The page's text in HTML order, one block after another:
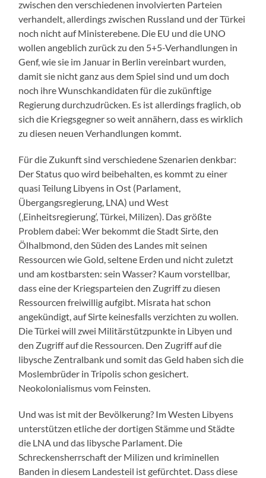
zwischen den verschiedenen involvierten Parteien
verhandelt, allerdings zwischen Russland und der Türkei
noch nicht auf Ministerebene. Die EU und die UNO
wollen angeblich zurück zu den 5+5-Verhandlungen in
Genf, wie sie im Januar in Berlin vereinbart wurden,
damit sie nicht ganz aus dem Spiel sind und um doch
noch ihre Wunschkandidaten für die zukünftige
Regierung durchzudrücken. Es ist allerdings fraglich, ob
sich die Kriegsgegner so weit annähern, dass es wirklich
zu diesen neuen Verhandlungen kommt.
Für die Zukunft sind verschiedene Szenarien denkbar:
Der Status quo wird beibehalten, es kommt zu einer
quasi Teilung Libyens in Ost (Parlament,
Übergangsregierung, LNA) und West
(‚Einheitsregierung‘, Türkei, Milizen). Das größte
Problem dabei: Wer bekommt die Stadt Sirte, den
Ölhalbmond, den Süden des Landes mit seinen
Ressourcen wie Gold, seltene Erden und nicht zuletzt
und am kostbarsten: sein Wasser? Kaum vorstellbar,
dass eine der Kriegsparteien den Zugriff zu diesen
Ressourcen freiwillig aufgibt. Misrata hat schon
angekündigt, auf Sirte keinesfalls verzichten zu wollen.
Die Türkei will zwei Militärstützpunkte in Libyen und
den Zugriff auf die Ressourcen. Den Zugriff auf die
libysche Zentralbank und somit das Geld haben sich die
Moslembrüder in Tripolis schon gesichert.
Neokolonialismus vom Feinsten.
Und was ist mit der Bevölkerung? Im Westen Libyens
unterstützen etliche der dortigen Stämme und Städte
die LNA und das libysche Parlament. Die
Schreckensherrschaft der Milizen und kriminellen
Banden in diesem Landesteil ist gefürchtet. Dass diese